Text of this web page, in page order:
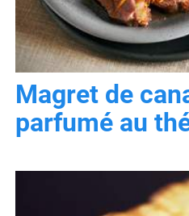
Magret de
parfumé au